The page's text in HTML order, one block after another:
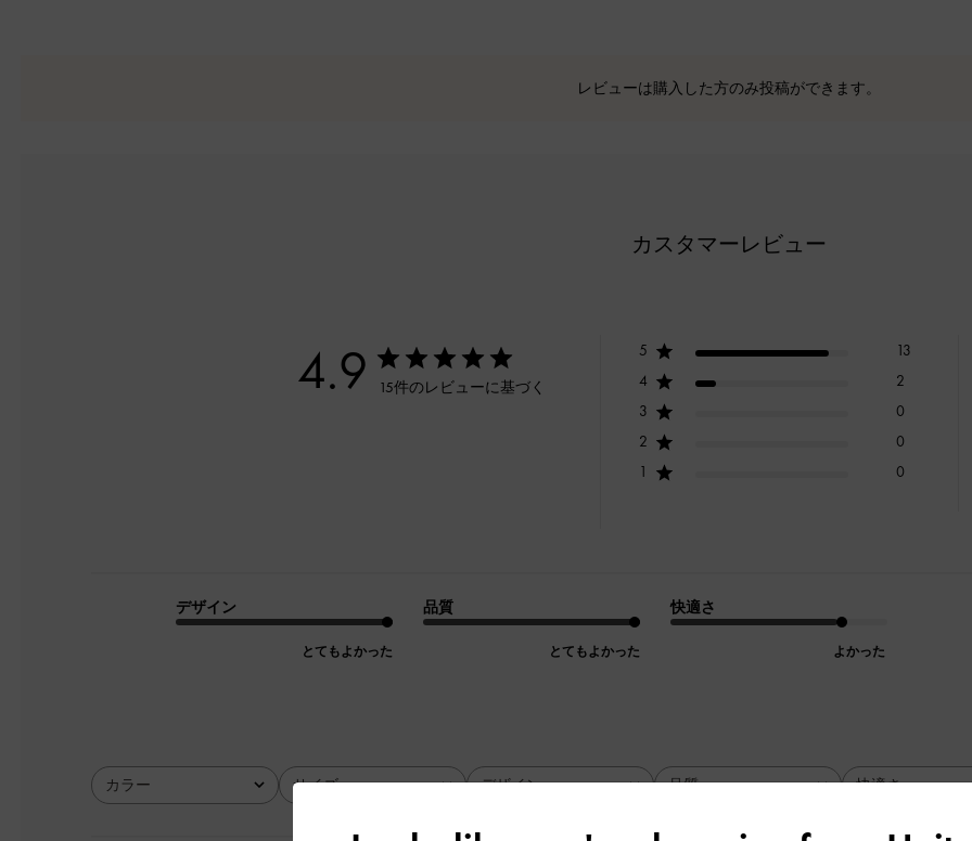
レビューは購入した方のみ投稿ができます。
カスタマーレビュー
4.9 15件のレビューに基づく
5
13
4
2
3
0
2
0
1
0
デザイン
とてもよかった
品質
とてもよかった
快適さ
よかった
カラー
全て サイズ デザイン 品質 快適さ